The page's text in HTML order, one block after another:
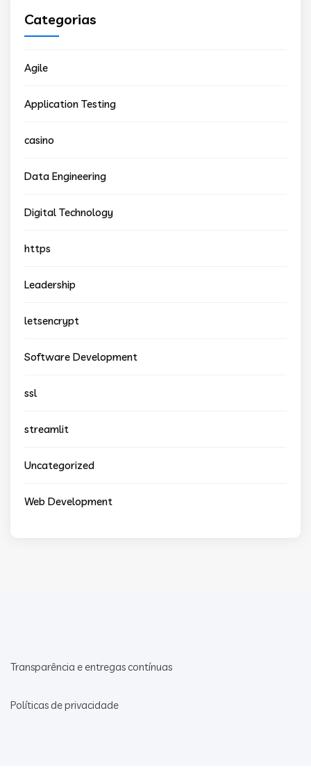
Categorias
Agile
Application Testing
casino
Data Engineering
Digital Technology
https
Leadership
letsencrypt
Software Development
ssl
streamlit
Uncategorized
Web Development
Transparência e entregas contínuas
Políticas de privacidade